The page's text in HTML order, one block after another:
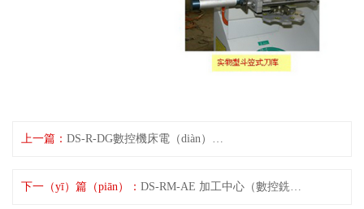
上一篇：
下一（yī）篇（piān）：